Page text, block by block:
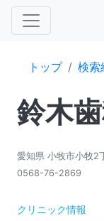
トップ 検索
鈴木
愛知県 小牧市小牧2
0568-76-2869
クリニック情報